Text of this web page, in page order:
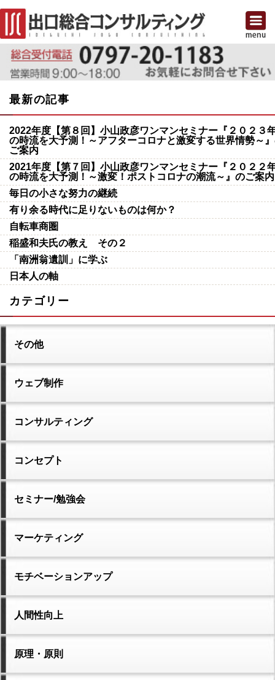
最新の記事
2022年度【第８回】小山政彦ワンマンセミナー『２０２３
の時流を大予測！～アフターコロナと激変する世界情勢～
ご案内
2021年度【第７回】小山政彦ワンマンセミナー『２０２２
の時流を大予測！～激変！ポストコロナの潮流～』のご案内
毎日の小さな努力の継続
有り余る時代に足りないものは何か？
自転車商圏
稲盛和夫氏の教え その２
「南洲翁遺訓」に学ぶ
日本人の軸
カテゴリー
その他
ウェブ制作
コンサルティング
コンセプト
セミナー/勉強会
マーケティング
モチベーションアップ
人間性向上
原理・原則